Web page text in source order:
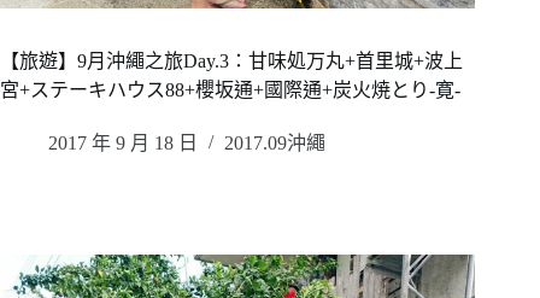
【旅遊】9月沖繩之旅Day.3：甘味処万丸+首里城+波上
宮+ステーキハウス88+櫻坂通+國際通+炭火焼とり-寛-
2017 年 9 月 18 日 2017.09沖繩